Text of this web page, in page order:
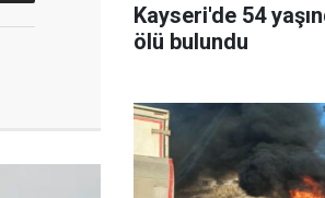
Kayseri'de 54
ölü bulundu